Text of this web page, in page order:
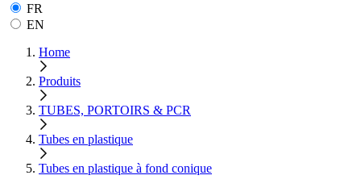
FR
EN
Home
Produits
TUBES, PORTOIRS & PCR
Tubes en plastique
Tubes en plastique à fond conique